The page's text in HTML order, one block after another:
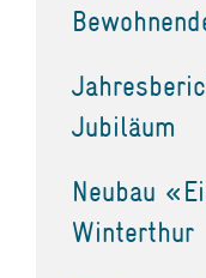
Jubiläum
Neubau
Winterthur